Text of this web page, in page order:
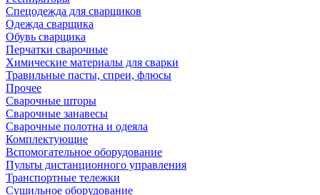
Спецодежда для сварщиков
Одежда сварщика
Обувь сварщика
Перчатки сварочные
Химические материалы для сварки
Травильные пасты, спреи, флюсы
Прочее
Сварочные шторы
Сварочные занавесы
Сварочные полотна и одеяла
Комплектующие
Вспомогательное оборудование
Пульты дистанционного управления
Транспортные тележки
Сушильное оборудование